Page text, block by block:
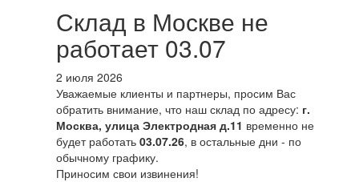
Склад в Москве не
работает 03.07
2 июля 2026
Уважаемые клиенты и партнеры, просим Вас
обратить внимание, что наш склад по адресу: г.
Москва, улица Электродная д.11 временно не
будет работать 03.07.26, в остальные дни - по
обычному графику.
Приносим свои извинения!